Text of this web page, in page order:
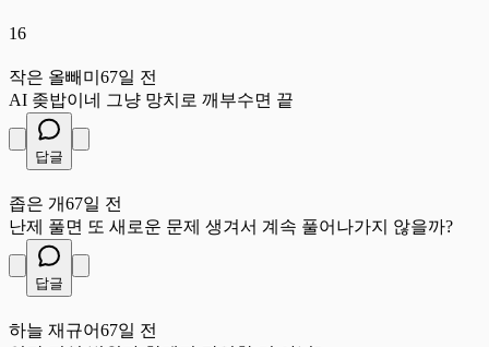
16
작은 올빼미 67일 전
AI 좆밥이네 그냥 망치로 깨부수면 끝
답글
좁은 개67일 전
난제 풀면 또 새로운 문제 생겨서 계속 풀어나가지 않을까?
답글
하늘 재규어67일 전